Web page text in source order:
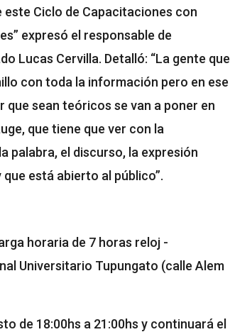
Ciclo de Capacitaciones con
expresó el responsable de
Lucas Cervilla. Detalló: “La gente que
con toda la información pero en ese
sean teóricos se van a poner en
que tiene que ver con la
palabra, el discurso, la expresión
está abierto al público”.
horaria de 7 horas reloj -
Universitario Tupungato (calle Alem
de 18:00hs a 21:00hs y continuará el